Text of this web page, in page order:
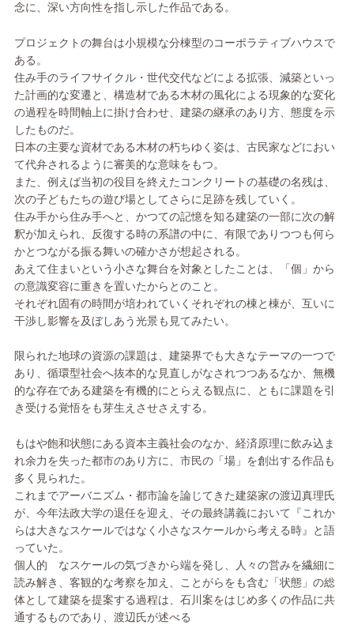
念に、深い方向性を指し示した作品である。
プロジェクトの舞台は小規模な分棟型のコーポラティブハウスで
ある。
住み手のライフサイクル・世代交代などによる拡張、減築といっ
た計画的な変遷と、構造材である木材の風化による現象的な変化
の過程を時間軸上に掛け合わせ、建築の継承のあり方、態度を示
したものだ。
日本の主要な資材である木材の朽ちゆく姿は、古民家などにおい
て代弁されるように審美的な意味をもつ。
また、例えば当初の役目を終えたコンクリートの基礎の名残は、
次の子どもたちの遊び場としてさらに足跡を残していく。
住み手から住み手へと、かつての記憶を知る建築の一部に次の解
釈が加えられ、反復する時の系譜の中に、有限でありつつも何ら
かとつながる振る舞いの確かさが想起される。
あえて住まいという小さな舞台を対象としたことは、「個」から
の意識変容に重きを置いたからとのこと。
それぞれ固有の時間が培われていくそれぞれの棟と棟が、互いに
干渉し影響を及ぼしあう光景も見てみたい。
限られた地球の資源の課題は、建築界でも大きなテーマの一つで
あり、循環型社会へ抜本的な見直しがなされつつあるなか、無機
的な存在である建築を有機的にとらえる観点に、ともに課題を引
き受ける覚悟をも芽生えさせさえする。
もはや飽和状態にある資本主義社会のなか、経済原理に飲み込ま
れ余力を失った都市のあり方に、市民の「場」を創出する作品も
多く見られた。
これまでアーバニズム・都市論を論じてきた建築家の渡辺真理氏
が、今年法政大学の退任を迎え、その最終講義において『これか
らは大きなスケールではなく小さなスケールから考える時』と語
っていた。
個人的 なスケールの気づきから端を発し、人々の営みを繊細に
読み解き、客観的な考察を加え、ことがらをも含む「状態」の総
体として建築を提案する過程は、石川案をはじめ多くの作品に共
通するものであり、渡辺氏が述べる